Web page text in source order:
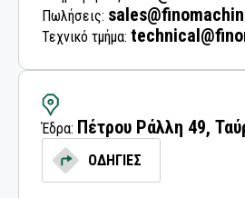
ΤΡΙΒΕΙΑ
ΤΡΙΒΕΙΑ ΑΥΞΗΜΕΝΗΣ ΡΟΠΗΣ ΜΕ
ΜΕΤΑΔΟΣΗ ΡΕΥΜΑΤΟΣ
ΔΙΣΚΟΙ ΚΑΘΑΡΙΣΜΟΥ
Πωλήσεις:
Τεχνικό τμήμα:
Έδρα: Πέτρου Ράλλη 49,
ΟΔΗΓΙΕΣ